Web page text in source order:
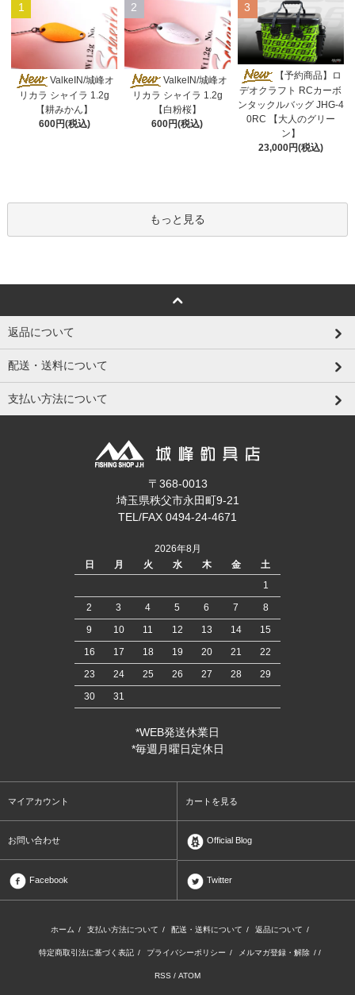
1
ValkeIN/城峰オ
リカラ シャイラ 1.2g
【耕みかん】
600円(税込)
2
ValkeIN/城峰オ
リカラ シャイラ 1.2g
【白粉桜】
600円(税込)
3
【予約商品】ロ
デオクラフト RCカーボ
ンタックルバッグ JHG-4
0RC 【大人のグリー
ン】
23,000円(税込)
もっと見る
返品について
配送・送料について
支払い方法について
〒368-0013
埼玉県秩父市永田町9-21
TEL/FAX 0494-24-4671
2026年8月
日
月 火 水 木 金
土
1
2
3 4 5 6 7
8
9
10 11 12 13 14
15
16
17 18 19 20 21
22
23
24 25 26 27 28
29
30
31
*WEB発送休業日
*毎週月曜日定休日
マイアカウント カートを見る
お問い合わせ Official Blog
Facebook Twitter
ホーム / 支払い方法について / 配送・送料について / 返品について /
特定商取引法に基づく表記 / プライバシーポリシー / メルマガ登録・解除 / /
RSS / ATOM